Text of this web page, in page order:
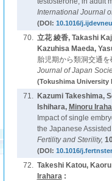
International Journal
(DOI: 10.1016/
70. 立花 綾香, Takashi
Kazuhisa Maeda,
胎児期から類洞交通
Journal of Japan
(Tokushima
71.
Kazumi Takeshima,
Ishihara, Minoru
Impact of single
the Japanese
Fertility and Sterility,
(DOI: 10.1016/
72. Takeshi Katou,
Irahara: